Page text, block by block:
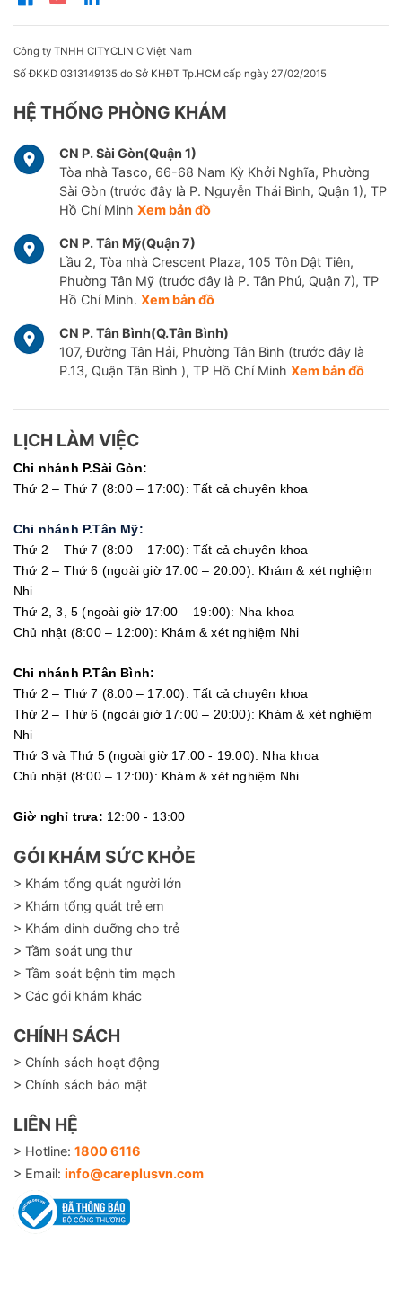
Công ty TNHH CITYCLINIC Việt Nam
Số ĐKKD 0313149135 do Sở KHĐT Tp.HCM cấp ngày 27/02/2015
HỆ THỐNG PHÒNG KHÁM
CN P. Sài Gòn(Quận 1)
Tòa nhà Tasco, 66-68 Nam Kỳ Khởi Nghĩa, Phường
Sài Gòn (trước đây là P. Nguyễn Thái Bình, Quận 1), TP
Hồ Chí Minh Xem bản đồ
CN P. Tân Mỹ(Quận 7)
Lầu 2, Tòa nhà Crescent Plaza, 105 Tôn Dật Tiên,
Phường Tân Mỹ (trước đây là P. Tân Phú, Quận 7), TP
Hồ Chí Minh. Xem bản đồ
CN P. Tân Bình(Q.Tân Bình)
107, Đường Tân Hải, Phường Tân Bình (trước đây là
P.13, Quận Tân Bình ), TP Hồ Chí Minh Xem bản đồ
LỊCH LÀM VIỆC
Chi nhánh P.Sài Gòn:
Thứ 2 – Thứ 7 (8:00 – 17:00): Tất cả chuyên khoa
Chi nhánh P.Tân Mỹ:
Thứ 2 – Thứ 7 (8:00 – 17:00): Tất cả chuyên khoa
Thứ 2 – Thứ 6 (ngoài giờ 17:00 – 20:00): Khám & xét nghiệm
Nhi
Thứ 2, 3, 5 (ngoài giờ 17:00 – 19:00): Nha khoa
Chủ nhật (8:00 – 12:00): Khám & xét nghiệm Nhi
Chi nhánh P.Tân Bình:
Thứ 2 – Thứ 7 (8:00 – 17:00): Tất cả chuyên khoa
Thứ 2 – Thứ 6 (ngoài giờ 17:00 – 20:00): Khám & xét nghiệm
Nhi
Thứ 3 và Thứ 5 (ngoài giờ 17:00 - 19:00): Nha khoa
Chủ nhật (8:00 – 12:00): Khám & xét nghiệm Nhi
Giờ nghỉ trưa: 12:00 - 13:00
GÓI KHÁM SỨC KHỎE
> Khám tổng quát người lớn
> Khám tổng quát trẻ em
> Khám dinh dưỡng cho trẻ
> Tầm soát ung thư
> Tầm soát bệnh tim mạch
> Các gói khám khác
CHÍNH SÁCH
> Chính sách hoạt động
> Chính sách bảo mật
LIÊN HỆ
> Hotline: 1800 6116
> Email: info@careplusvn.com